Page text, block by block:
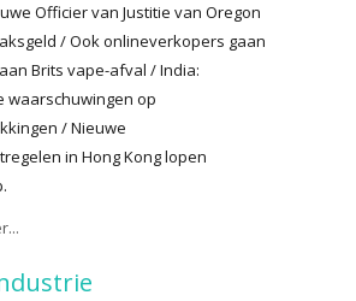
Officier van Justitie van Oregon
/ Ook onlineverkopers gaan
Brits vape-afval / India:
waarschuwingen op
/ Nieuwe
in Hong Kong lopen